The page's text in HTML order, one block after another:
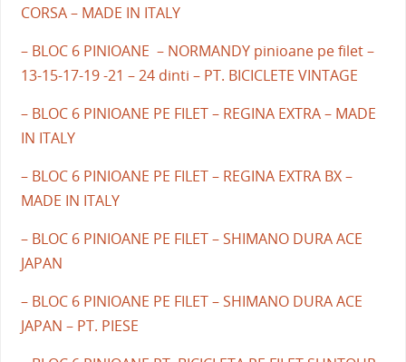
CORSA – MADE IN ITALY
– BLOC 6 PINIOANE – NORMANDY pinioane pe filet –
13-15-17-19 -21 – 24 dinti – PT. BICICLETE VINTAGE
– BLOC 6 PINIOANE PE FILET – REGINA EXTRA – MADE
IN ITALY
– BLOC 6 PINIOANE PE FILET – REGINA EXTRA BX –
MADE IN ITALY
– BLOC 6 PINIOANE PE FILET – SHIMANO DURA ACE
JAPAN
– BLOC 6 PINIOANE PE FILET – SHIMANO DURA ACE
JAPAN – PT. PIESE